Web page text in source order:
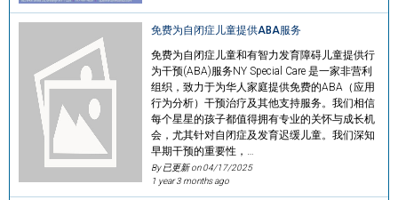
免费为自闭症儿童提供ABA服务
免费为自闭症儿童和有智力发育障碍儿童提供行
为干预(ABA)服务NY Special Care 是一家非营利
组织，致力于为华人家庭提供免费的ABA（应用
行为分析）干预治疗及其他支持服务。我们相信
每个星星的孩子都值得拥有专业的关怀与成长机
会，尤其针对自闭症及发育迟缓儿童。我们深知
早期干预的重要性，…
By 已更新 on04/17/2025
1 year 3 months ago